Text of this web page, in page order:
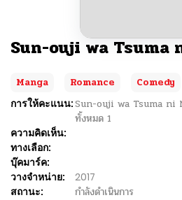
Sun-ouji wa Tsuma
Manga Romance Comedy
การให้คะแนน:Sun-ouji wa Tsuma ni
ทั้งหมด 1
ความคิดเห็น:
ทางเลือก:
บุ๊คมาร์ค:
วางจำหน่าย:
2017
สถานะ:
กำลังดำเนินการ